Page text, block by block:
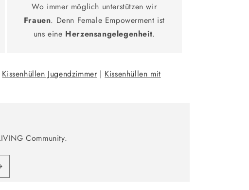
Wo immer möglich unterstützen wir
Frauen. Denn Female Empowerment ist
uns eine Herzensangelegenheit.
Kissenhüllen Jugendzimmer| Kissenhüllen mit
Community.